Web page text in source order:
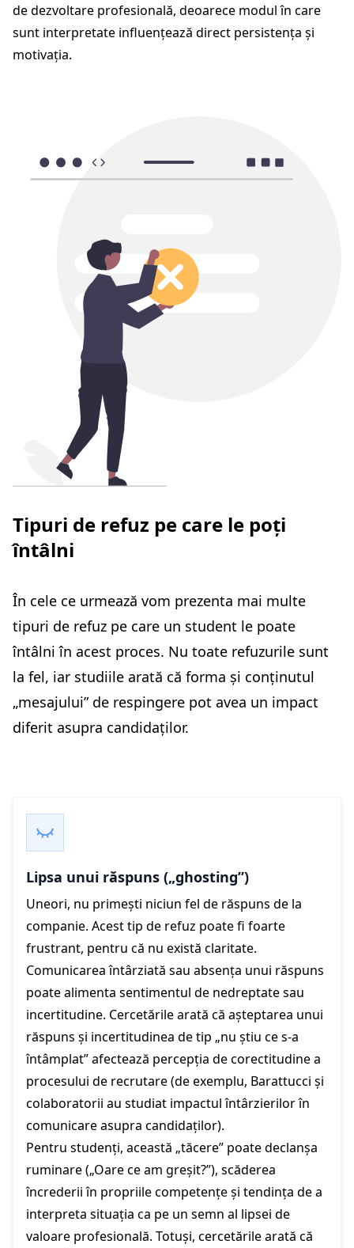
de dezvoltare profesională, deoarece modul în care
sunt interpretate influențează direct persistența și
motivația.
Tipuri de refuz pe care le poți
întâlni
În cele ce urmează vom prezenta mai multe
tipuri de refuz pe care un student le poate
întâlni în acest proces. Nu toate refuzurile sunt
la fel, iar studiile arată că forma și conținutul
„mesajului” de respingere pot avea un impact
diferit asupra candidaților.
Lipsa unui răspuns („ghosting”)
Uneori, nu primești niciun fel de răspuns de la
companie. Acest tip de refuz poate fi foarte
frustrant, pentru că nu există claritate.
Comunicarea întârziată sau absența unui răspuns
poate alimenta sentimentul de nedreptate sau
incertitudine. Cercetările arată că așteptarea unui
răspuns și incertitudinea de tip „nu știu ce s-a
întâmplat” afectează percepția de corectitudine a
procesului de recrutare (de exemplu, Barattucci și
colaboratorii au studiat impactul întârzierilor în
comunicare asupra candidaților).
Pentru studenți, această „tăcere” poate declanșa
ruminare („Oare ce am greșit?”), scăderea
încrederii în propriile competențe și tendința de a
interpreta situația ca pe un semn al lipsei de
valoare profesională. Totuși, cercetările arată că